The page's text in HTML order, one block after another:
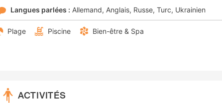
Langues parlées : Allemand Anglais Russe Turc Ukrainien
Plage Piscine Bien-être & Spa
ACTIVITÉS